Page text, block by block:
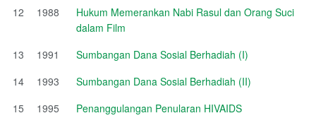
12
1988
Hukum Memerankan Nabi Rasul dan Orang Suci
dalam Film
13
1991
Sumbangan Dana Sosial Berhadiah (I)
14
1993
Sumbangan Dana Sosial Berhadiah (II)
15
1995
Penanggulangan Penularan HIVAIDS